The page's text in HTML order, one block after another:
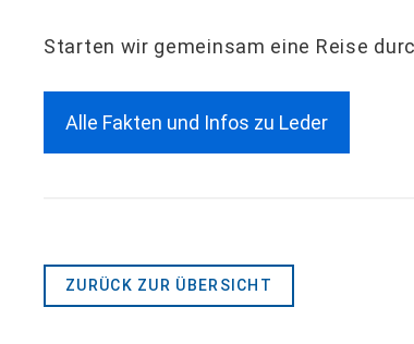
Starten wir gemeinsam eine Reise
Alle Fakten und Infos zu Leder
ZURÜCK ZUR ÜBERSICHT